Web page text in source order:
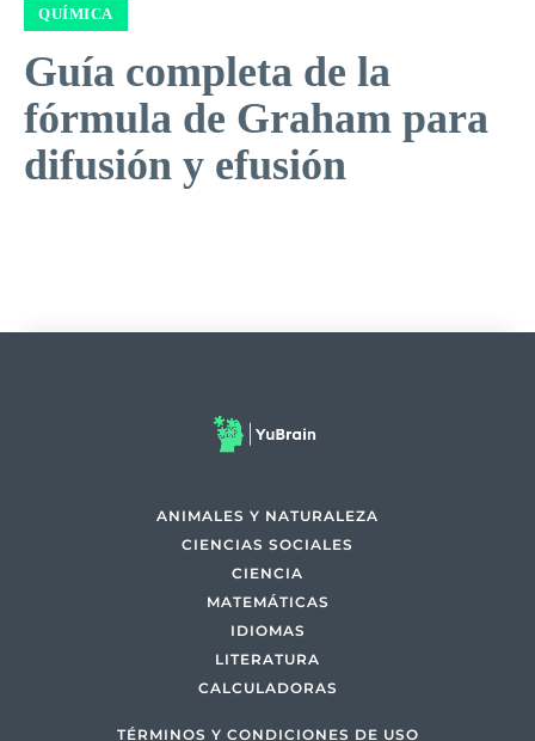
QUÍMICA
Guía completa de la
fórmula de Graham para
difusión y efusión
ANIMALES Y NATURALEZA
CIENCIAS SOCIALES
CIENCIA
MATEMÁTICAS
IDIOMAS
LITERATURA
CALCULADORAS
TÉRMINOS Y CONDICIONES DE USO